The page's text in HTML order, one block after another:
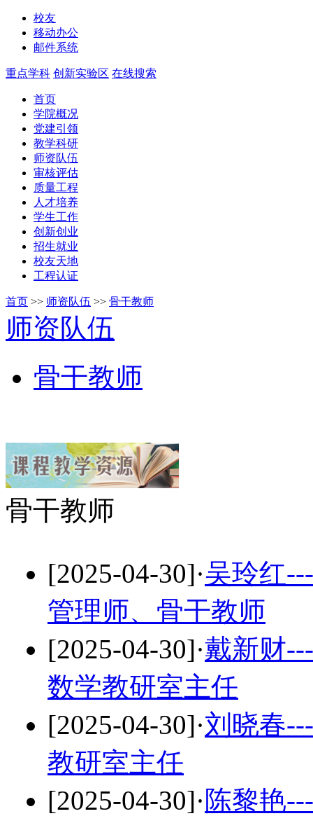
校友
移动办公
邮件系统
重点学科 创新实验区 在线搜索
首页
学院概况
党建引领
教学科研
师资队伍
审核评估
质量工程
人才培养
学生工作
创新创业
招生就业
校友天地
工程认证
首页 >> 师资队伍 >> 骨干教师
师资队伍
骨干教师
骨干教师
[2025-04-30]·吴玲红
管理师、骨干教师
[2025-04-30]·戴新财
数学教研室主任
[2025-04-30]·刘晓春
教研室主任
[2025-04-30]·陈黎艳